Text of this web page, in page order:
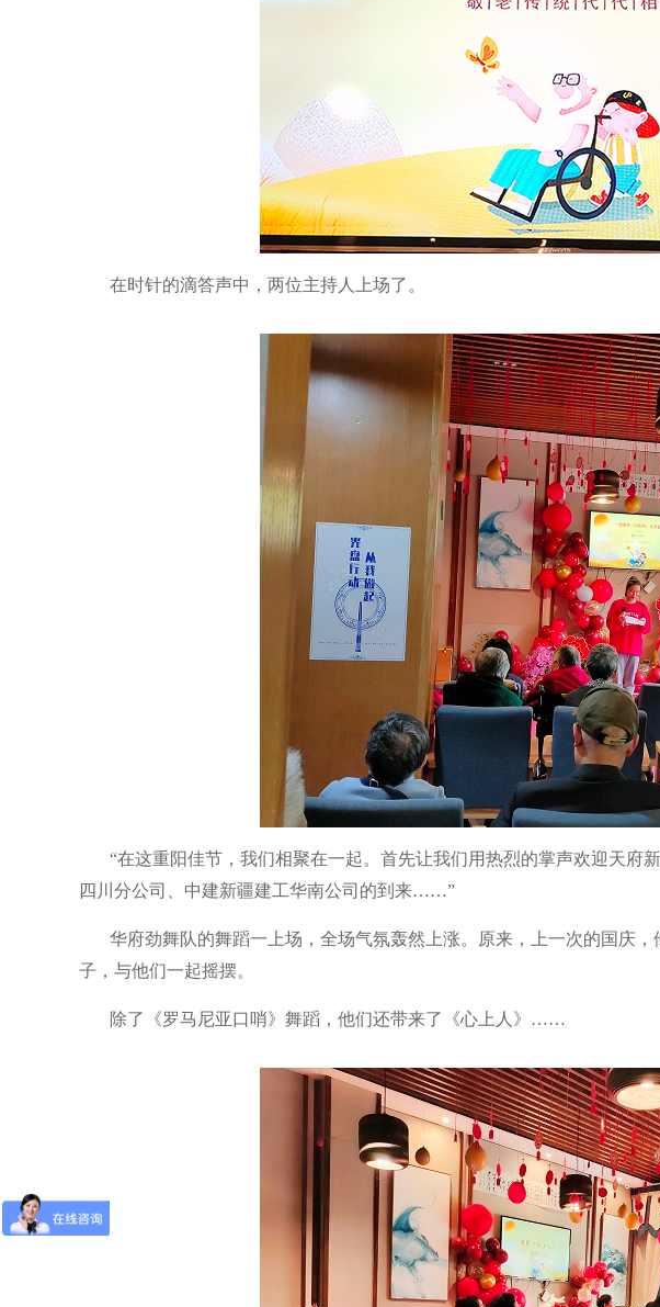
在时针的滴答声中，两位主持人上场了。
“在这重阳佳节，我们相聚在一起。首先让我们用热烈的掌声欢迎天府
四川分公司、中建新疆建工华南公司的到来……”
华府劲舞队的舞蹈一上场，全场气氛轰然上涨。原来，上一次的国庆
子，与他们一起摇摆。
除了《罗马尼亚口哨》舞蹈，他们还带来了《心上人》……